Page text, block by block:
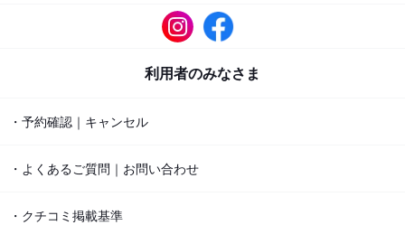
利用者のみなさま
・予約確認｜キャンセル
・よくあるご質問｜お問い合わせ
・クチコミ掲載基準